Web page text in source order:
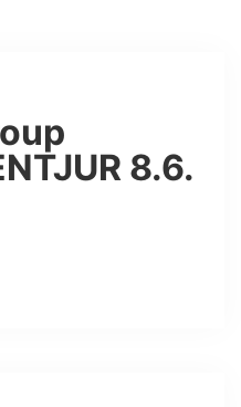
8.6.